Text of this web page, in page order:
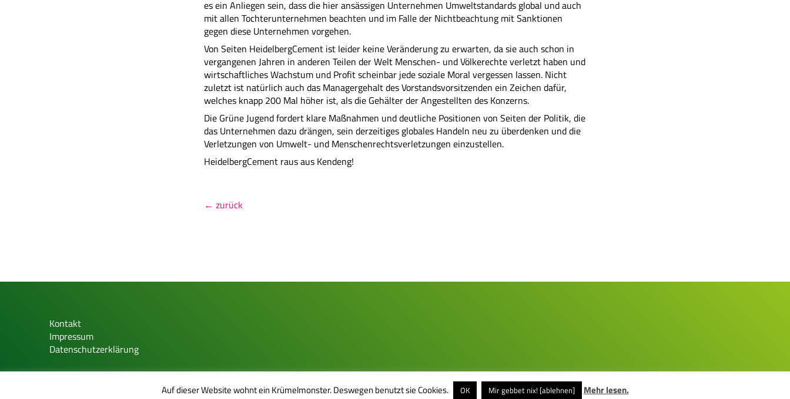
es ein Anliegen sein, dass die hier ansässigen Unternehmen Umweltstandards global und auch
mit allen Tochterunternehmen beachten und im Falle der Nichtbeachtung mit Sanktionen
gegen diese Unternehmen vorgehen.
Von Seiten HeidelbergCement ist leider keine Veränderung zu erwarten, da sie auch schon in
vergangenen Jahren in anderen Teilen der Welt Menschen- und Völkerechte verletzt haben und
wirtschaftliches Wachstum und Profit scheinbar jede soziale Moral vergessen lassen. Nicht
zuletzt ist natürlich auch das Managergehalt des Vorstandsvorsitzenden ein Zeichen dafür,
welches knapp 200 Mal höher ist, als die Gehälter der Angestellten des Konzerns.
Die Grüne Jugend fordert klare Maßnahmen und deutliche Positionen von Seiten der Politik, die
das Unternehmen dazu drängen, sein derzeitiges globales Handeln neu zu überdenken und die
Verletzungen von Umwelt- und Menschenrechtsverletzungen einzustellen.
HeidelbergCement raus aus Kendeng!
← zurück
Kontakt
Impressum
Datenschutzerklärung
Auf dieser Website wohnt ein Krümelmonster. Deswegen benutzt sie Cookies. OK Mir gebbet nix! [ablehnen] Mehr lesen.